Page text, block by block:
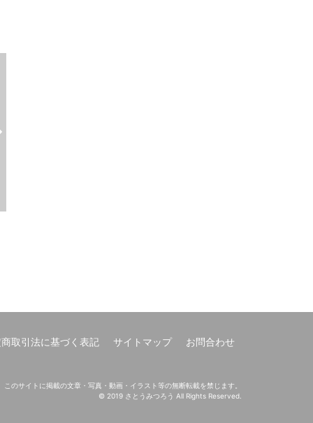
取引法に基づく表記 サイトマップ お問合わせ
このサイトに掲載の文章・写真・動画・イラスト等の無断転載を禁じます。
© 2019 さとうみつろう All Rights Reserved.